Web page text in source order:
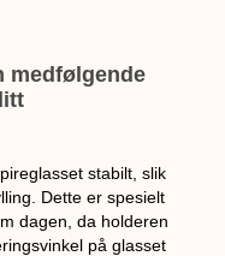
medfølgende
stabilt, slik
Dette er spesielt
dagen, da holderen
på glasset